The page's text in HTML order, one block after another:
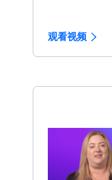
观看视频